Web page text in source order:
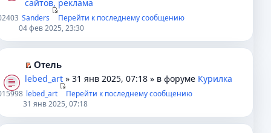
б
щ
е
н
ю
о
м
у
с
о
б
щ
е
н
р
о
ч
и
а
н
н
о
м
р
в
о
м
н
е
п
р
о
е
й
т
и
к
п
е
р
в
о
сайтов, реклама
2403 Sanders
Перейти к последнему сообщению
04 фев 2025, 23:30
П
р
й
Отель
lebed_art » 31 янв 2025, 07:18 » в форуме Курилка
15998 lebed_art
Перейти к последнему сообщению
31 янв 2025, 07:18